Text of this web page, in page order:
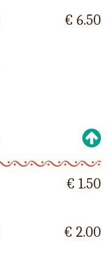
€ 6.50
€ 1.50
€ 2.00